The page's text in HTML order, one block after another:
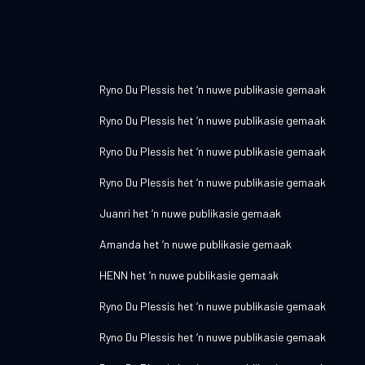
Ryno Du Plessis het ‘n nuwe publikasie gemaak
Ryno Du Plessis het ‘n nuwe publikasie gemaak
Ryno Du Plessis het ‘n nuwe publikasie gemaak
Ryno Du Plessis het ‘n nuwe publikasie gemaak
Juanri het ‘n nuwe publikasie gemaak
Amanda het ‘n nuwe publikasie gemaak
HENN het ‘n nuwe publikasie gemaak
Ryno Du Plessis het ‘n nuwe publikasie gemaak
Ryno Du Plessis het ‘n nuwe publikasie gemaak